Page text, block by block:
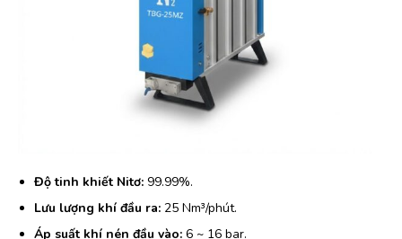
Độ tinh khiết Nitơ: 99.99%.
Lưu lượng khí đầu ra: 25 Nm³/phút.
Áp suất khí nén đầu vào: 6 ~ 16 bar.